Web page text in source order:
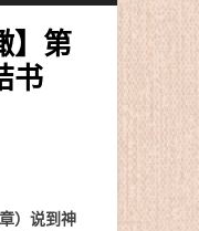
】第
书
）说到神